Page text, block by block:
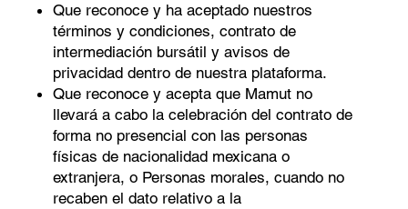
Que reconoce y ha aceptado nuestros
términos y condiciones, contrato de
intermediación bursátil y avisos de
privacidad dentro de nuestra plataforma.
Que reconoce y acepta que Mamut no
llevará a cabo la celebración del contrato de
forma no presencial con las personas
físicas de nacionalidad mexicana o
extranjera, o Personas morales, cuando no
recaben el dato relativo a la